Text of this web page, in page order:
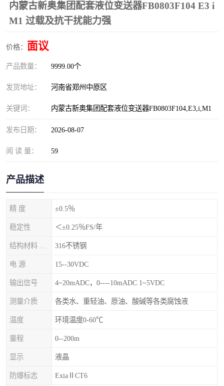
内蒙古新奥集团配套液位变送器FB0803F104 E3 i
M1 过载及抗干扰能力强
价格： 面议
产品数量： 9999.00个
发货地址： 河南省郑州中原区
关键词： 内蒙古新奥集团配套液位变送器FB0803F104,E3,i,M1
发布日期： 2026-08-07
阅 读 量： 59
产品描述
精 度 ±0.5％
稳定性 ＜±0.25％FS/年
316不锈钢
电 源 15--30VDC
输出信号 4~20mADC，0----10mADC 1~5VDC
测量介质 各类水、重轻油、原油、酸碱等各类腐蚀液
温度 环境温度0-60℃
量程 0--200m
显示 液晶
防爆标志 ExiaⅡCT6